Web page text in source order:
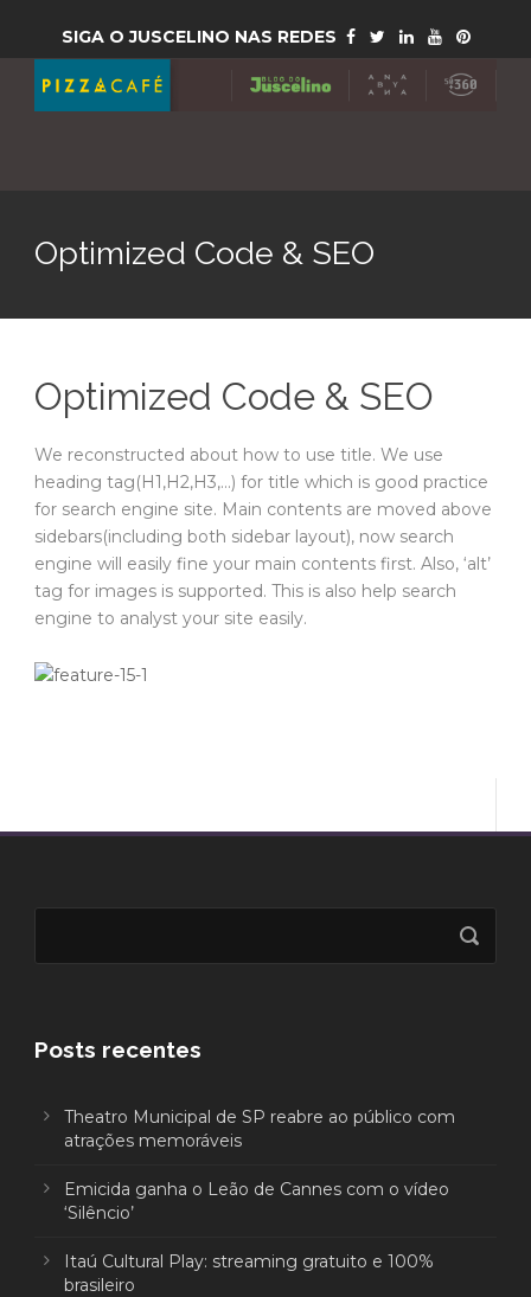
SIGA O JUSCELINO NAS REDES
Optimized Code & SEO
Optimized Code & SEO
We reconstructed about how to use title. We use
heading tag(H1,H2,H3,…) for title which is good practice
for search engine site. Main contents are moved above
sidebars(including both sidebar layout), now search
engine will easily fine your main contents first. Also, ‘alt’
tag for images is supported. This is also help search
engine to analyst your site easily.
Posts recentes
Theatro Municipal de SP reabre ao público com
atrações memoráveis
Emicida ganha o Leão de Cannes com o vídeo
‘Silêncio’
Itaú Cultural Play: streaming gratuito e 100%
brasileiro